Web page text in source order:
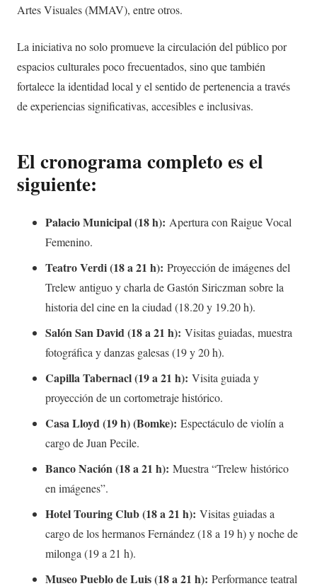
Artes Visuales (MMAV), entre otros.
La iniciativa no solo promueve la circulación del público por
espacios culturales poco frecuentados, sino que también
fortalece la identidad local y el sentido de pertenencia a través
de experiencias significativas, accesibles e inclusivas.
El cronograma completo es el
siguiente:
Palacio Municipal (18 h): Apertura con Raigue Vocal
Femenino.
Teatro Verdi (18 a 21 h): Proyección de imágenes del
Trelew antiguo y charla de Gastón Siriczman sobre la
historia del cine en la ciudad (18.20 y 19.20 h).
Salón San David (18 a 21 h): Visitas guiadas, muestra
fotográfica y danzas galesas (19 y 20 h).
Capilla Tabernacl (19 a 21 h): Visita guiada y
proyección de un cortometraje histórico.
Casa Lloyd (19 h) (Bomke): Espectáculo de violín a
cargo de Juan Pecile.
Banco Nación (18 a 21 h): Muestra “Trelew histórico
en imágenes”.
Hotel Touring Club (18 a 21 h): Visitas guiadas a
cargo de los hermanos Fernández (18 a 19 h) y noche de
milonga (19 a 21 h).
Museo Pueblo de Luis (18 a 21 h): Performance teatral